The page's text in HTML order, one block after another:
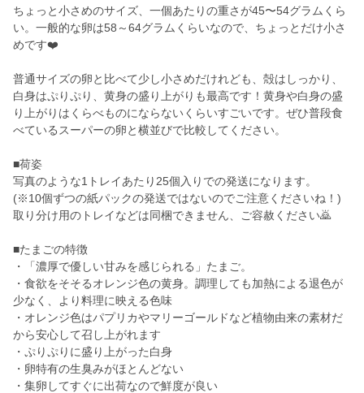
ちょっと小さめのサイズ、一個あたりの重さが45〜54グラムくら
い。一般的な卵は58～64グラムくらいなので、ちょっとだけ小さ
めです❤️
普通サイズの卵と比べて少し小さめだけれども、殻はしっかり、
白身はぷりぷり、黄身の盛り上がりも最高です！黄身や白身の盛
り上がりはくらべものにならないくらいすごいです。ぜひ普段食
べているスーパーの卵と横並びで比較してください。
■荷姿
写真のような1トレイあたり25個入りでの発送になります。
(※10個ずつの紙パックの発送ではないのでご注意くださいね！)
取り分け用のトレイなどは同梱できません、ご容赦ください🙇
■たまごの特徴
・「濃厚で優しい甘みを感じられる」たまご。
・食欲をそそるオレンジ色の黄身。調理しても加熱による退色が
少なく、より料理に映える色味
・オレンジ色はパプリカやマリーゴールドなど植物由来の素材だ
から安心して召し上がれます
・ぷりぷりに盛り上がった白身
・卵特有の生臭みがほとんどない
・集卵してすぐに出荷なので鮮度が良い